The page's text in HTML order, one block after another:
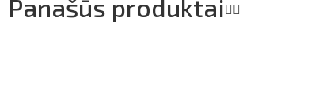
Panašūs produktai